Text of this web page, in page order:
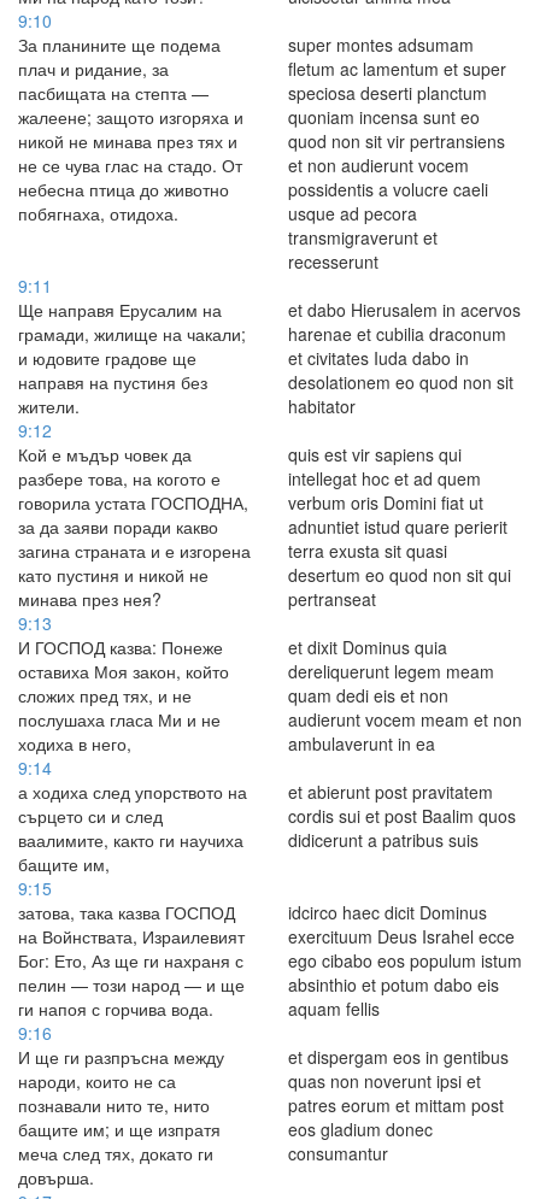
9:10
За планините ще подема
плач и ридание, за
пасбищата на степта —
жалеене; защото изгоряха и
никой не минава през тях и
не се чува глас на стадо. От
небесна птица до животно
побягнаха, отидоха.
super montes adsumam
fletum ac lamentum et super
speciosa deserti planctum
quoniam incensa sunt eo
quod non sit vir pertransiens
et non audierunt vocem
possidentis a volucre caeli
usque ad pecora
transmigraverunt et
recesserunt
9:11
Ще направя Ерусалим на
грамади, жилище на чакали;
и юдовите градове ще
направя на пустиня без
жители.
et dabo Hierusalem in acervos
harenae et cubilia draconum
et civitates Iuda dabo in
desolationem eo quod non sit
habitator
9:12
Кой е мъдър човек да
разбере това, на когото е
говорила устата ГОСПОДНА,
за да заяви поради какво
загина страната и е изгорена
като пустиня и никой не
минава през нея?
quis est vir sapiens qui
intellegat hoc et ad quem
verbum oris Domini fiat ut
adnuntiet istud quare perierit
terra exusta sit quasi
desertum eo quod non sit qui
pertranseat
9:13
И ГОСПОД казва: Понеже
оставиха Моя закон, който
сложих пред тях, и не
послушаха гласа Ми и не
ходиха в него,
et dixit Dominus quia
dereliquerunt legem meam
quam dedi eis et non
audierunt vocem meam et non
ambulaverunt in ea
9:14
а ходиха след упорството на
сърцето си и след
ваалимите, както ги научиха
бащите им,
et abierunt post pravitatem
cordis sui et post Baalim quos
didicerunt a patribus suis
9:15
затова, така казва ГОСПОД
на Войнствата, Израилевият
Бог: Ето, Аз ще ги нахраня с
пелин — този народ — и ще
ги напоя с горчива вода.
idcirco haec dicit Dominus
exercituum Deus Israhel ecce
ego cibabo eos populum istum
absinthio et potum dabo eis
aquam fellis
9:16
И ще ги разпръсна между
народи, които не са
познавали нито те, нито
бащите им; и ще изпратя
меча след тях, докато ги
довърша.
et dispergam eos in gentibus
quas non noverunt ipsi et
patres eorum et mittam post
eos gladium donec
consumantur